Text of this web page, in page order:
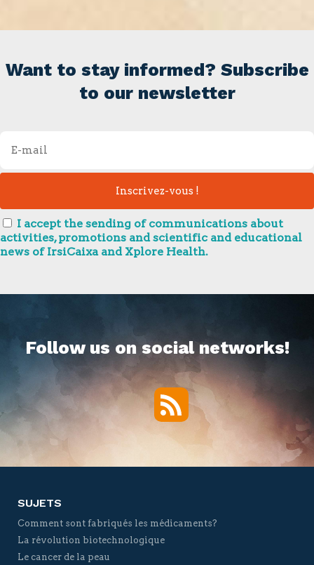
Want to stay informed? Subscribe
to our newsletter
I accept the sending of communications about
activities, promotions and scientific and educational
news of IrsiCaixa and Xplore Health.
Follow us on social networks!
RSS
SUJETS
Comment sont fabriqués les médicaments?
La révolution biotechnologique
Le cancer de la peau